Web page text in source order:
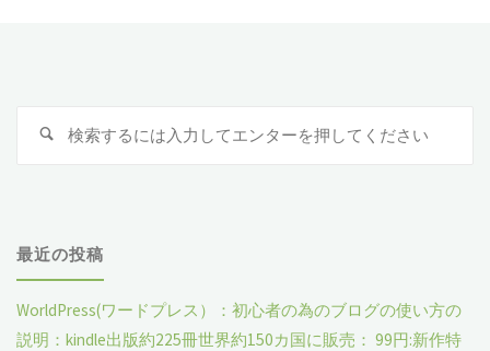
検
最近の投稿
WorldPress(ワードプレス）：初心者の為のブログの使い方の
説明：kindle出版約225冊世界約150カ国に販売： 99円:新作特